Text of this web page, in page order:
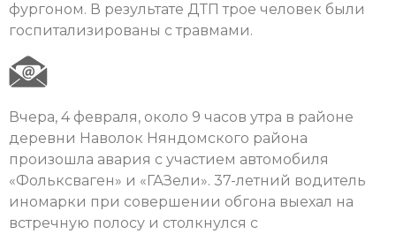
фургоном. В результате ДТП трое человек были
госпитализированы с травмами.
Вчера, 4 февраля, около 9 часов утра в районе
деревни Наволок Няндомского района
произошла авария с участием автомобиля
«Фольксваген» и «ГАЗели». 37-летний водитель
иномарки при совершении обгона выехал на
встречную полосу и столкнулся с